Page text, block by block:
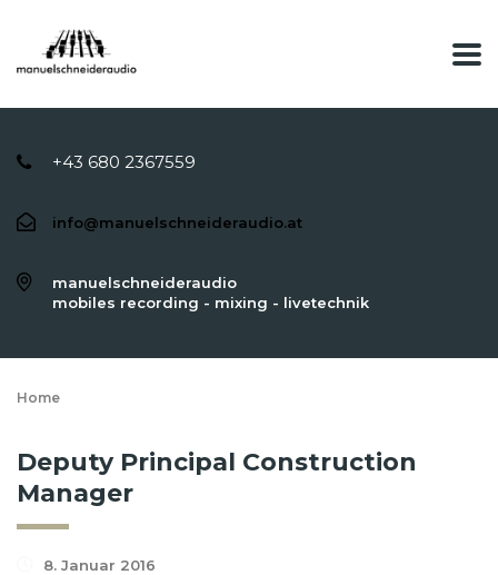
+43 680 2367559
info@manuelschneideraudio.at
manuelschneideraudio
mobiles recording - mixing - livetechnik
Home
Deputy Principal Construction
Manager
8. Januar 2016